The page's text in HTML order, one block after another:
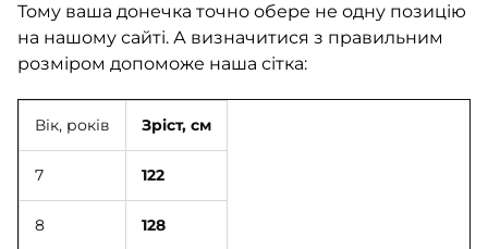
Тому ваша донечка точно обере не одну позицію
на нашому сайті. А визначитися з правильним
розміром допоможе наша сітка:
Вік, років Зріст, см
7 122
8 128